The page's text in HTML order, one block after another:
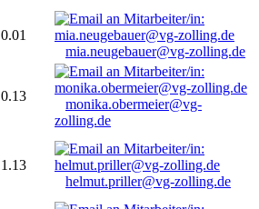
0.01
mia.neugebauer@vg-zolling.de
0.13
monika.obermeier@vg-
zolling.de
1.13
helmut.priller@vg-zolling.de